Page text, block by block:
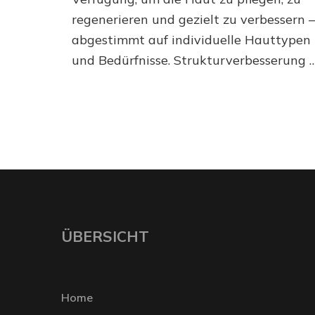
regenerieren und gezielt zu verbessern –
abgestimmt auf individuelle Hauttypen
und Bedürfnisse. Strukturverbesserung
ÜBERSICHT
Home